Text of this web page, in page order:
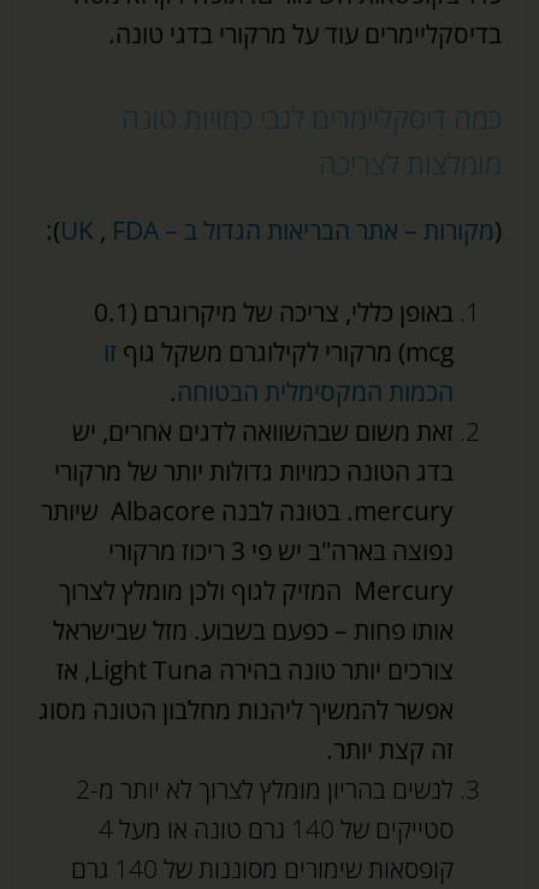
בדיסקליימרים עוד על מרקורי בדגי טונה.
כמה דיסקליימרים לגבי כמויות טונה
מומלצות לצריכה
(מקורות – אתר הבריאות הגדול ב – UK , FDA
):
באופן כללי, צריכה של מיקרוגרם (0.1
mcg) מרקורי לקילוגרם משקל גוף
זו
הכמות המקסימלית הבטוחה.
זאת משום שבהשוואה לדגים אחרים, יש
בדג הטונה כמויות גדולות יותר של מרקורי
mercury. בטונה לבנה Albacore שיותר
נפוצה בארה"ב יש פי 3 ריכוז מרקורי
Mercury המזיק לגוף ולכן מומלץ לצרוך
אותו פחות – כפעם בשבוע. מזל שבישראל
צורכים יותר טונה בהירה Light Tuna, אז
אפשר להמשיך ליהנות מחלבון הטונה מסוג
זה קצת יותר.
לנשים בהריון מומלץ לצרוך לא יותר מ-2
סטייקים של 140 גרם טונה או מעל 4
קופסאות שימורים מסוננות של 140 גרם